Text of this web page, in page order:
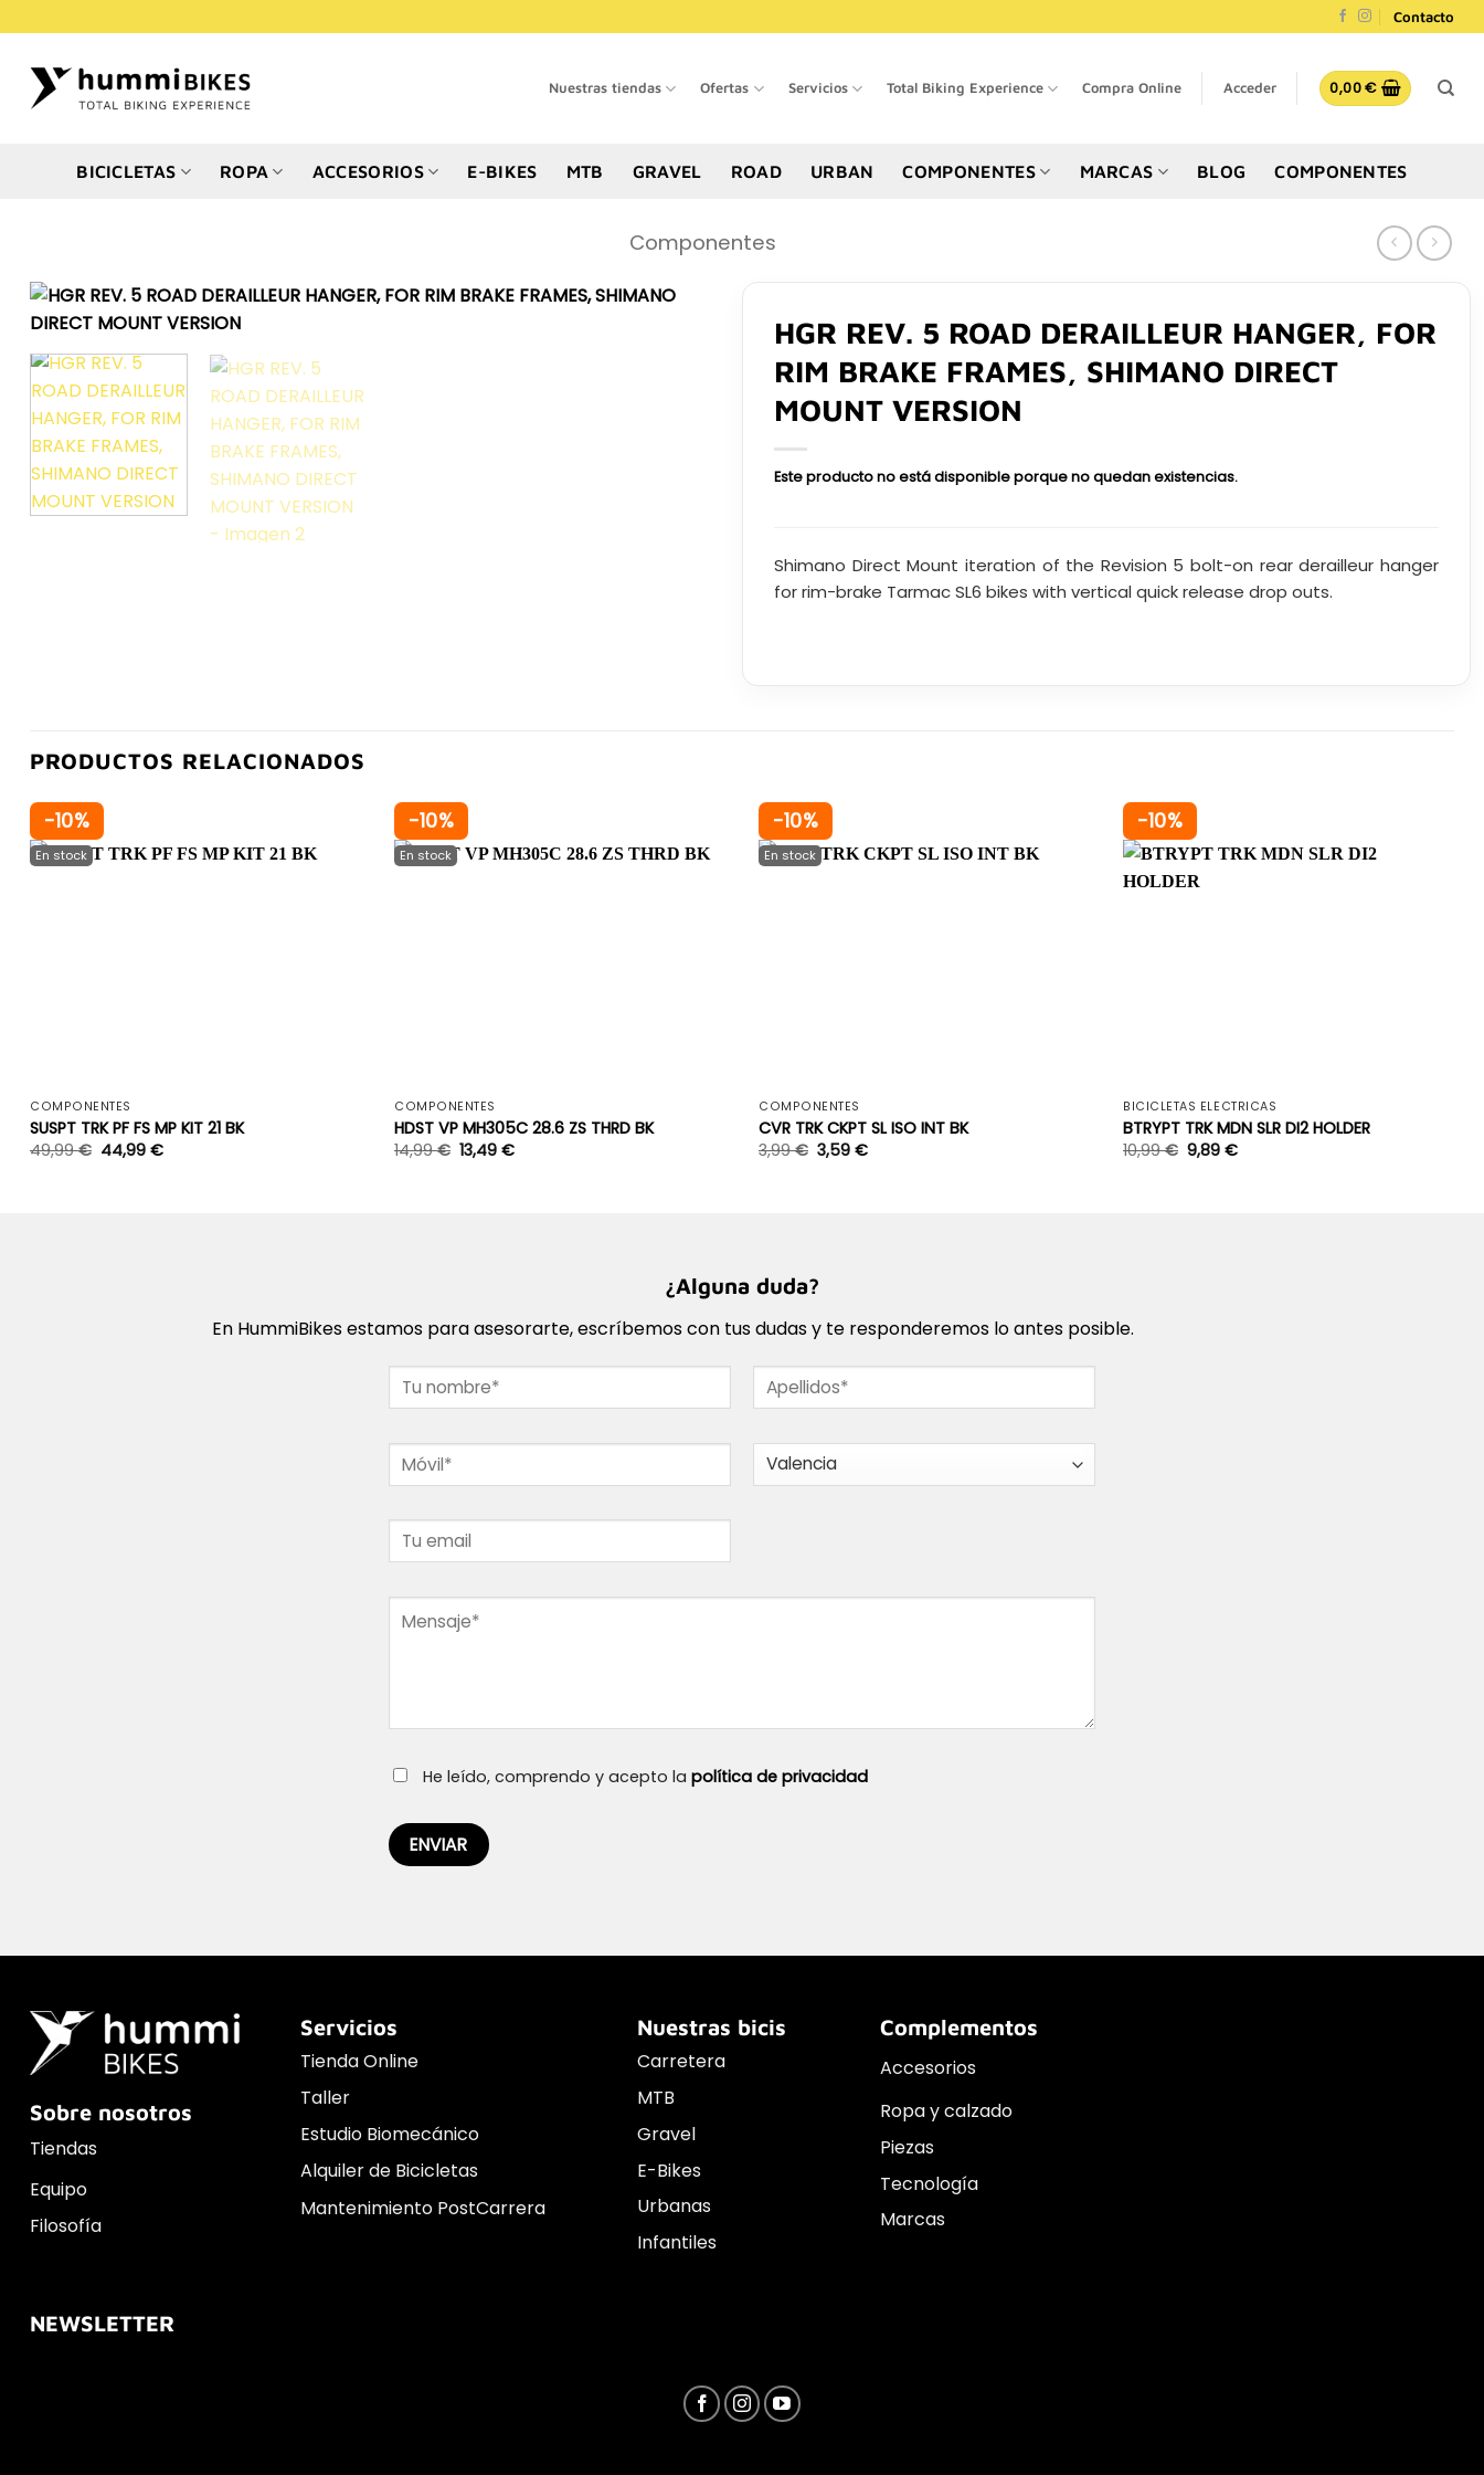
al
contenido
Contacto
Nuestras tiendas Ofertas Servicios Total Biking Experience Compra Online Acceder 0,00€
BICICLETAS ROPA ACCESORIOS E-BIKES MTB GRAVEL ROAD URBAN COMPONENTES MARCAS BLOG COMPONENTES
Componentes
HGR REV. 5 ROAD DERAILLEUR HANGER, FOR
RIM BRAKE FRAMES, SHIMANO DIRECT
MOUNT VERSION
Este producto no está disponible porque no quedan existencias.
Shimano Direct Mount iteration of the Revision 5 bolt-on rear derailleur hanger
for rim-brake Tarmac SL6 bikes with vertical quick release drop outs.
PRODUCTOS RELACIONADOS
-10%
COMPONENTES
SUSPT TRK PF FS MP KIT 21 BK
49,99€ 44,99€
-10%
COMPONENTES
HDST VP MH305C 28.6 ZS THRD BK
14,99€ 13,49€
-10%
COMPONENTES
CVR TRK CKPT SL ISO INT BK
3,99€ 3,59€
-10%
BICICLETAS ELÉCTRICAS
BTRYPT TRK MDN SLR DI2 HOLDER
10,99€ 9,89€
¿Alguna duda?
En HummiBikes estamos para asesorarte, escríbemos con tus dudas y te responderemos lo antes posible.
He leído, comprendo y acepto la política de privacidad
Sobre nosotros
Tiendas
Equipo
Filosofía
Servicios
Tienda Online
Taller
Estudio Biomecánico
Alquiler de Bicicletas
Mantenimiento PostCarrera
Nuestras bicis
Carretera
MTB
Gravel
E-Bikes
Urbanas
Infantiles
Complementos
Accesorios
Ropa y calzado
Piezas
Tecnología
Marcas
NEWSLETTER